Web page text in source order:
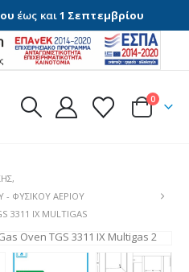
έως και1 Σεπτεμβρίου
0
,
- ΦΥΣΙΚΟΎ ΑΕΡΊΟΥ
3311 IX MULTIGAS